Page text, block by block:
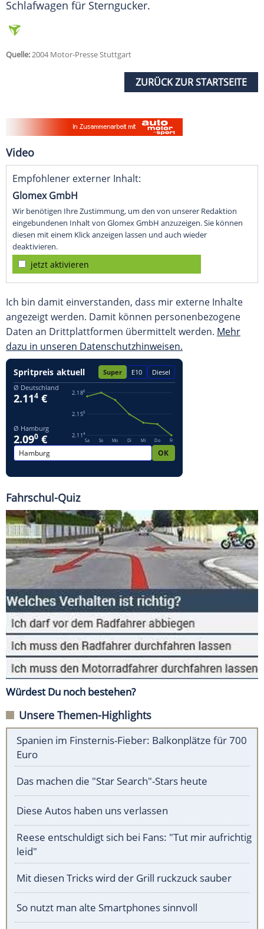
Schlafwagen für Sterngucker.
Quelle:2004 Motor-Presse Stuttgart
ZURÜCK ZUR STARTSEITE
Video
Empfohlener externer Inhalt:
Glomex GmbH
Wir benötigen Ihre Zustimmung, um den von unserer Redaktion
eingebundenen Inhalt von Glomex GmbH anzuzeigen. Sie können
diesen mit einem Klick anzeigen lassen und auch wieder
deaktivieren.
jetzt aktivieren
Ich bin damit einverstanden, dass mir externe Inhalte
angezeigt werden. Damit können personenbezogene
Daten an Drittplattformen übermittelt werden. Mehr
dazu in unseren Datenschutzhinweisen.
Fahrschul-Quiz
Würdest Du noch bestehen?
Unsere Themen-Highlights
Spanien im Finsternis-Fieber: Balkonplätze für 700
Euro
Das machen die "Star Search"-Stars heute
Diese Autos haben uns verlassen
Reese entschuldigt sich bei Fans: "Tut mir aufrichtig
leid"
Mit diesen Tricks wird der Grill ruckzuck sauber
So nutzt man alte Smartphones sinnvoll